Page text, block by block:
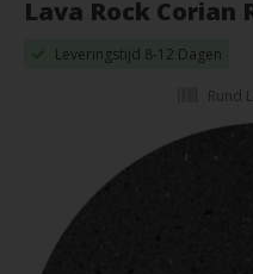
Lava Rock Corian
Leveringstijd 8-12 Dagen
Rund